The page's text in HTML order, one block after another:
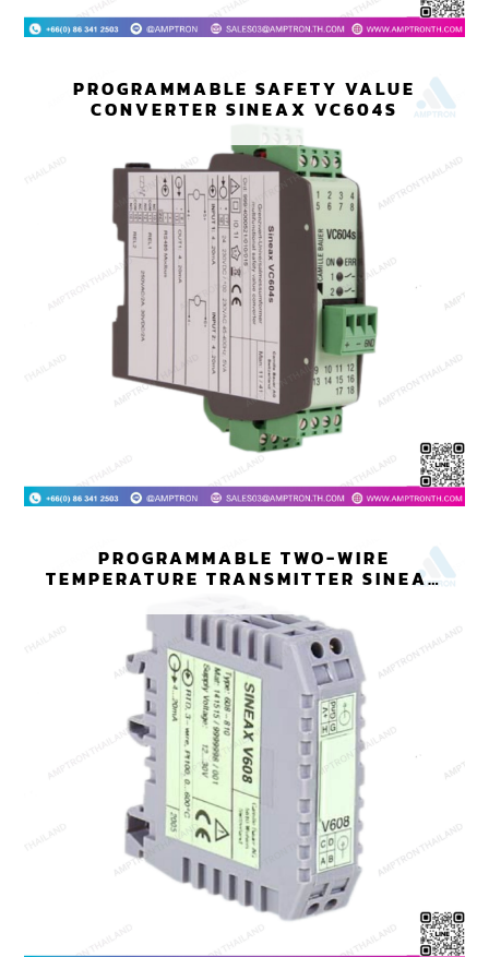
PROGRAMMABLE SAFETY VALUE
CONVERTER SINEAX VC604S
PROGRAMMABLE TWO-WIRE
TEMPERATURE TRANSMITTER SINEAX